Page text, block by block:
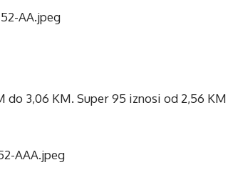
3,06 KM. Super 95 iznosi od 2,56